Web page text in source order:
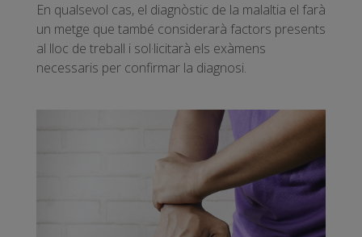
En qualsevol cas, el diagnòstic de la malaltia el farà
un metge que també considerarà factors presents
al lloc de treball i sol·licitarà els exàmens
necessaris per confirmar la diagnosi.